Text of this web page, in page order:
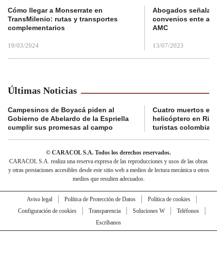
Cómo llegar a Monserrate en
TransMilenio: rutas y transportes
complementarios
19/03/2024
Abogados
convenios ente
AMC
13/07/2023
Últimas Noticias
Campesinos de Boyacá piden al
Gobierno de Abelardo de la Espriella
cumplir sus promesas al campo
Cuatro muertos en
helicóptero en
turistas
© CARACOL S.A. Todos los derechos reservados.
CARACOL S.A. realiza una reserva expresa de las reproducciones y usos de las obras
y otras prestaciones accesibles desde este sitio web a medios de lectura mecánica u otros
medios que resulten adecuados.
Aviso legal Política de Protección de Datos
Política de cookies
Configuración de cookies
Transparencia Soluciones W
Teléfonos
Escríbanos